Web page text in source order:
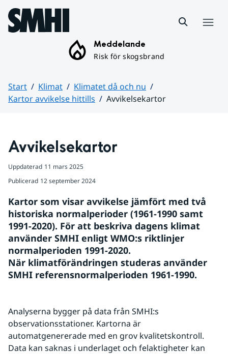
Hoppa till sidans innehåll
Meddelande
Risk för skogsbrand
Start Klimat
Klimatet då och nu
Kartor avvikelse hittills
Avvikelsekartor
Avvikelsekartor
Uppdaterad 11 mars 2025
Publicerad 12 september 2024
Kartor som visar avvikelse jämfört med två
historiska normalperioder (1961-1990 samt
1991-2020). För att beskriva dagens klimat
använder SMHI enligt WMO:s riktlinjer
normalperioden 1991-2020.
När klimatförändringen studeras använder
SMHI referensnormalperioden 1961-1990.
Analyserna bygger på data från SMHI:s
observationsstationer. Kartorna är
automatgenererade med en grov kvalitetskontroll.
Data kan saknas i underlaget och felaktigheter kan